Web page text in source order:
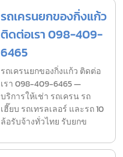
รถเครนยกของกิ่งแก้ว
ติดต่อเรา 098-409-
6465
รถเครนยกของกิ่งแก้ว ติดต่อ
เรา 098-409-6465 —
บริการให้เช่า รถเครน รถ
เฮี๊ยบ รถเทรลเลอร์ และรถ 10
ล้อรับจ้างทั่วไทย รับยกข